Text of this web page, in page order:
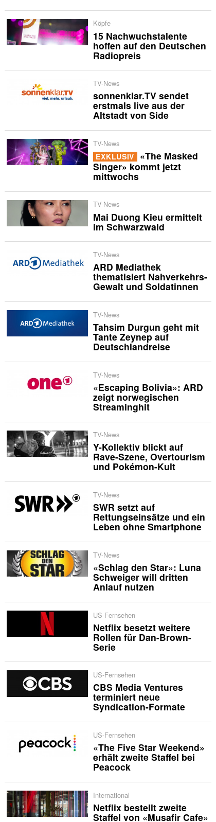
Köpfe
15 Nachwuchstalente
hoffen auf den Deutschen
Radiopreis
TV-News
sonnenklar.TV sendet
erstmals live aus der
Altstadt von Side
TV-News
EXKLUSIV «The Masked
Singer» kommt jetzt
mittwochs
TV-News
Mai Duong Kieu ermittelt
im Schwarzwald
TV-News
ARD Mediathek
thematisiert Nahverkehrs-
Gewalt und Soldatinnen
TV-News
Tahsim Durgun geht mit
Tante Zeynep auf
Deutschlandreise
TV-News
«Escaping Bolivia»: ARD
zeigt norwegischen
Streaminghit
TV-News
Y-Kollektiv blickt auf
Rave-Szene, Overtourism
und Pokémon-Kult
TV-News
SWR setzt auf
Rettungseinsätze und ein
Leben ohne Smartphone
TV-News
«Schlag den Star»: Luna
Schweiger will dritten
Anlauf nutzen
US-Fernsehen
Netflix besetzt weitere
Rollen für Dan-Brown-
Serie
US-Fernsehen
CBS Media Ventures
terminiert neue
Syndication-Formate
US-Fernsehen
«The Five Star Weekend»
erhält zweite Staffel bei
Peacock
International
Netflix bestellt zweite
Staffel von «Musafir Cafe»